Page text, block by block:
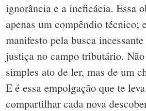
ignorância e a ineficácia. Essa
apenas um compêndio técnico;
manifesto pela busca
justiça no campo tributário.
simples ato de ler, mas de um
E é essa empolgação que te
compartilhar cada nova